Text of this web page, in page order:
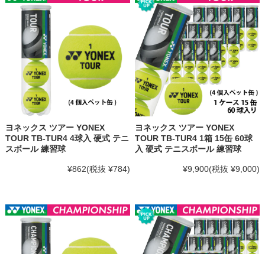
ヨネックス ツアー YONEX
TOUR TB-TUR4 4球入 硬式 テニ
スボール 練習球
¥862(税抜 ¥784)
ヨネックス ツアー YONEX
TOUR TB-TUR4 1箱 15缶 60球
入 硬式 テニスボール 練習球
¥9,900(税抜 ¥9,000)